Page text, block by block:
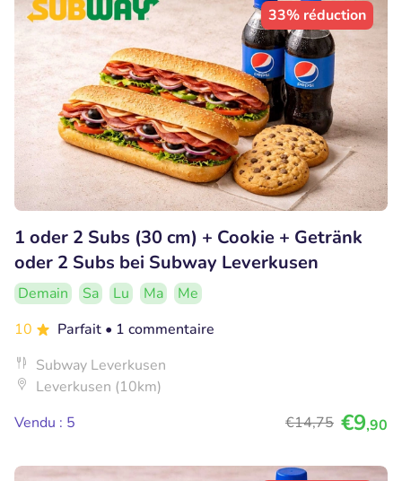
33% réduction
1 oder 2 Subs (30 cm) + Cookie + Getränk
oder 2 Subs bei Subway Leverkusen
Demain Sa Lu Ma
Me
10
Parfait • 1 commentaire
Subway Leverkusen
Leverkusen (10km)
Vendu : 5
€14,75 €9,90